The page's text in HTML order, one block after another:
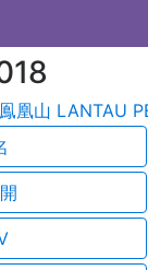
鳯凰山 LANTAU